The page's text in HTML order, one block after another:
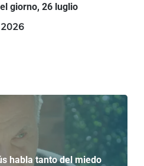
giorno, 26 luglio
habla tanto del miedo